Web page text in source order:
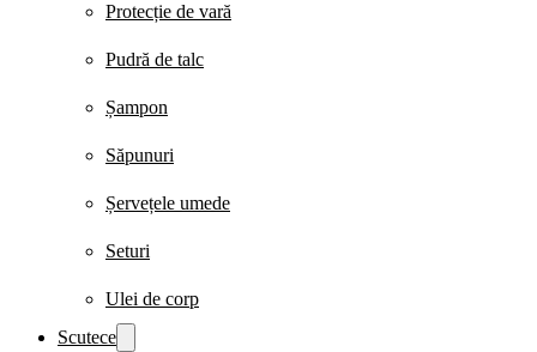
Protecție de vară
Pudră de talc
Șampon
Săpunuri
Șervețele umede
Seturi
Ulei de corp
Scutece